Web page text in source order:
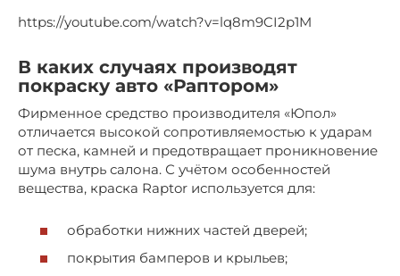
https://youtube.com/watch?v=lq8m9CI2p1M
В каких случаях производят
покраску авто «Раптором»
Фирменное средство производителя «Юпол»
отличается высокой сопротивляемостью к ударам
от песка, камней и предотвращает проникновение
шума внутрь салона. С учётом особенностей
вещества, краска Raptor используется для:
обработки нижних частей дверей;
покрытия бамперов и крыльев;